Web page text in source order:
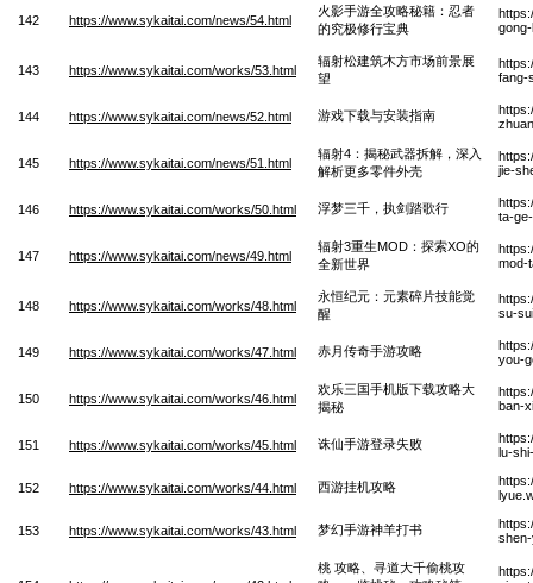
142 https://www.sykaitai.com/news/54.html
火影手游全攻略秘籍：忍者
的究极修行宝典
143 https://www.sykaitai.com/works/53.html
辐射松建筑木方市场前景展
望
fang-
144 https://www.sykaitai.com/news/52.html 游戏下载与安装指南
145 https://www.sykaitai.com/news/51.html
辐射4：揭秘武器拆解，深入
解析更多零件外壳
jie-
146 https://www.sykaitai.com/works/50.html 浮梦三千，执剑踏歌行
ta-
147 https://www.sykaitai.com/news/49.html
辐射3重生MOD：探索XO的
全新世界
mod-
148 https://www.sykaitai.com/works/48.html
永恒纪元：元素碎片技能觉
醒
su-
149 https://www.sykaitai.com/works/47.html 赤月传奇手游攻略
you-
150 https://www.sykaitai.com/works/46.html
欢乐三国手机版下载攻略大
揭秘
ban-
151 https://www.sykaitai.com/works/45.html 诛仙手游登录失败
lu-
152 https://www.sykaitai.com/works/44.html 西游挂机攻略
153 https://www.sykaitai.com/works/43.html 梦幻手游神羊打书
桃 攻略、寻道大千偷桃攻